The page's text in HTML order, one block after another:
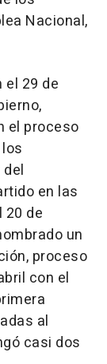
Nacional,
el 29 de
el proceso
en las
de
un
proceso
con el
al
casi dos